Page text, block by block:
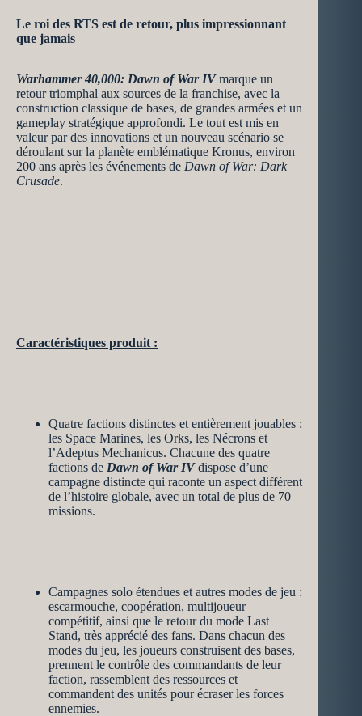
Le roi des RTS est de retour, plus impressionnant
que jamais
Warhammer 40,000: Dawn of War IVmarque un
retour triomphal aux sources de la franchise, avec la
construction classique de bases, de grandes armées et un
gameplay stratégique approfondi. Le tout est mis en
valeur par des innovations et un nouveau scénario se
déroulant sur la planète emblématique Kronus, environ
200 ans après les événements de Dawn of War: Dark
Crusade.
Caractéristiques produit :
Quatre factions distinctes et entièrement jouables :
les Space Marines, les Orks, les Nécrons et
l’Adeptus Mechanicus. Chacune des quatre
factions de Dawn of War IVdispose d’une
campagne distincte qui raconte un aspect différent
de l’histoire globale, avec un total de plus de 70
missions.
Campagnes solo étendues et autres modes de jeu :
escarmouche, coopération, multijoueur
compétitif, ainsi que le retour du mode Last
Stand, très apprécié des fans. Dans chacun des
modes du jeu, les joueurs construisent des bases,
prennent le contrôle des commandants de leur
faction, rassemblent des ressources et
commandent des unités pour écraser les forces
ennemies.